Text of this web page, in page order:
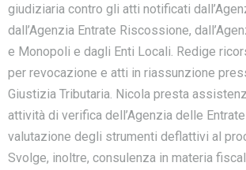
giudiziaria contro gli atti notificati
dall’Agenzia Entrate Riscossione,
e Monopoli e dagli Enti Locali. Redige
per revocazione e atti in riassunzione
Giustizia Tributaria. Nicola presta
attività di verifica dell’Agenzia delle
valutazione degli strumenti deflattivi al
Svolge, inoltre, consulenza in materia